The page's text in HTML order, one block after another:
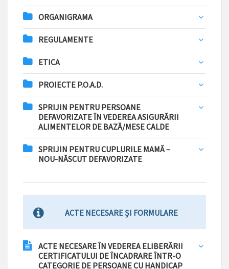
ORGANIGRAMA
REGULAMENTE
ETICA
PROIECTE P.O.A.D.
SPRIJIN PENTRU PERSOANE
DEFAVORIZATE ÎN VEDEREA ASIGURĂRII
ALIMENTELOR DE BAZĂ/MESE CALDE
SPRIJIN PENTRU CUPLURILE MAMĂ –
NOU-NĂSCUT DEFAVORIZATE
ACTE NECESARE ȘI FORMULARE
ACTE NECESARE ÎN VEDEREA ELIBERĂRII
CERTIFICATULUI DE ÎNCADRARE ÎNTR-O
CATEGORIE DE PERSOANE CU HANDICAP